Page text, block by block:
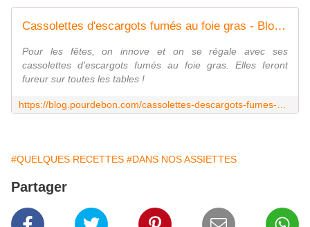
Cassolettes d'escargots fumés au foie gras - Blog de Pourdebon
Pour les fêtes, on innove et on se régale avec ses
cassolettes d'escargots fumés au foie gras. Elles feront
fureur sur toutes les tables !
#QUELQUES RECETTES #DANS NOS ASSIETTES
Partager